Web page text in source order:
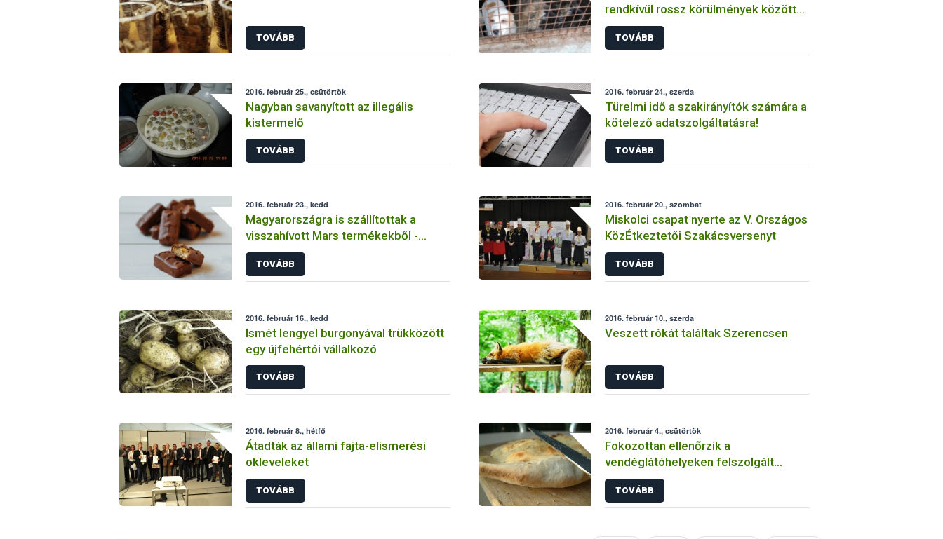
TOVÁBB
rendkívül rossz körülmények között
egy Hajdú-Bihar megyei tenyészetben
TOVÁBB
2016. február 25., csütörtök
Nagyban savanyított az illegális
kistermelő
TOVÁBB
2016. február 24., szerda
Türelmi idő a szakirányítók számára a
kötelező adatszolgáltatásra!
TOVÁBB
2016. február 23., kedd
Magyarországra is szállítottak a
visszahívott Mars termékekből -
Frissítve
TOVÁBB
2016. február 20., szombat
Miskolci csapat nyerte az V. Országos
KözÉtkeztetői Szakácsversenyt
TOVÁBB
2016. február 16., kedd
Ismét lengyel burgonyával trükközött
egy újfehértói vállalkozó
TOVÁBB
2016. február 10., szerda
Veszett rókát találtak Szerencsen
TOVÁBB
2016. február 8., hétfő
Átadták az állami fajta-elismerési
okleveleket
TOVÁBB
2016. február 4., csütörtök
Fokozottan ellenőrzik a
vendéglátóhelyeken felszolgált
pitákat
TOVÁBB